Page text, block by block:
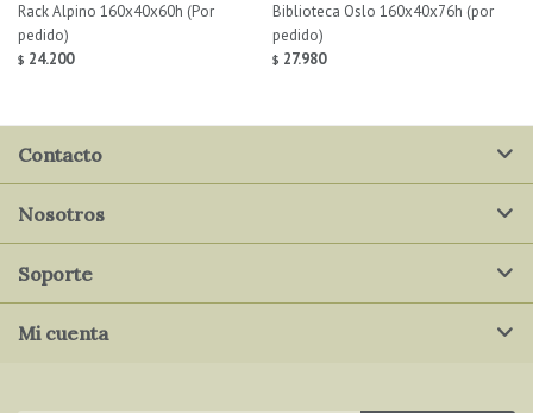
Rack Alpino 160x40x60h (Por
pedido)
$ 24.200
Biblioteca Oslo 160x40x76h (por
pedido)
$ 27.980
Contacto
Nosotros
Soporte
Mi cuenta